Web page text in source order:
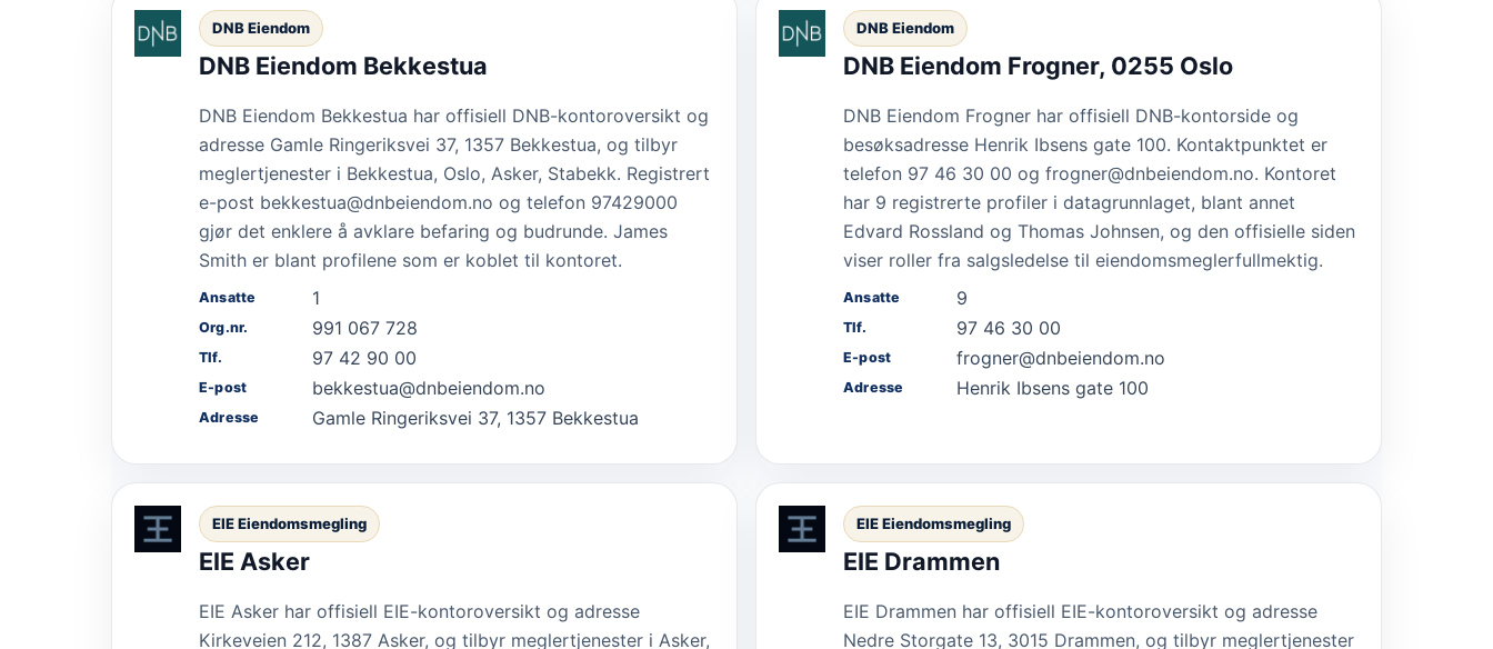
DNB Eiendom
DNB Eiendom Bekkestua
DNB Eiendom Bekkestua har offisiell DNB-kontoroversikt og
adresse Gamle Ringeriksvei 37, 1357 Bekkestua, og tilbyr
meglertjenester i Bekkestua, Oslo, Asker, Stabekk. Registrert
e-post bekkestua@dnbeiendom.no og telefon 97429000
gjør det enklere å avklare befaring og budrunde. James
Smith er blant profilene som er koblet til kontoret.
Ansatte 1
Org.nr. 991 067 728
Tlf. 97 42 90 00
E-post bekkestua@dnbeiendom.no
Adresse Gamle Ringeriksvei 37, 1357 Bekkestua
DNB Eiendom
DNB Eiendom Frogner, 0255 Oslo
DNB Eiendom Frogner har offisiell DNB-kontorside og
besøksadresse Henrik Ibsens gate 100. Kontaktpunktet er
telefon 97 46 30 00 og frogner@dnbeiendom.no. Kontoret
har 9 registrerte profiler i datagrunnlaget, blant annet
Edvard Rossland og Thomas Johnsen, og den offisielle siden
viser roller fra salgsledelse til eiendomsmeglerfullmektig.
Ansatte 9
Tlf. 97 46 30 00
E-post frogner@dnbeiendom.no
Adresse Henrik Ibsens gate 100
EIE Eiendomsmegling
EIE Asker
EIE Asker har offisiell EIE-kontoroversikt og adresse
Kirkeveien 212, 1387 Asker, og tilbyr meglertjenester i Asker,
EIE Eiendomsmegling
EIE Drammen
EIE Drammen har offisiell EIE-kontoroversikt og adresse
Nedre Storgate 13, 3015 Drammen, og tilbyr meglertjenester